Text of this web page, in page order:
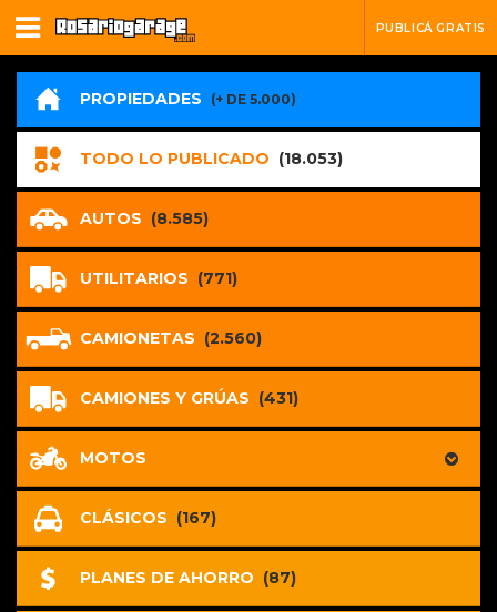
PUBLICÁ GRATIS
PROPIEDADES (+ DE 5.000)
TODO LO PUBLICADO (18.053)
AUTOS (8.585)
UTILITARIOS (771)
CAMIONETAS (2.560)
CAMIONES Y GRÚAS (431)
MOTOS
CLÁSICOS (167)
PLANES DE AHORRO (87)